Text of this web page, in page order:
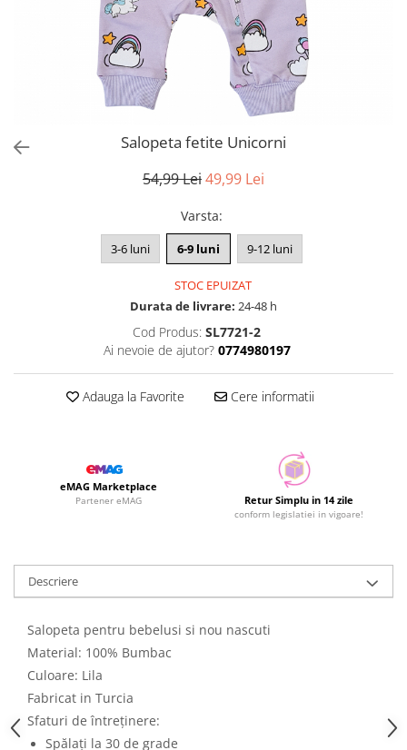
Salopeta fetite Unicorni
54,99 Lei49,99 Lei
Varsta:
3-6 luni 6-9 luni 9-12 luni
STOC EPUIZAT
Durata de livrare: 24-48 h
Cod Produs: SL7721-2
Ai nevoie de ajutor? 0774980197
Adauga la Favorite Cere informatii
eMAG Marketplace
Partener eMAG Retur Simplu in 14 zile
conform legislatiei in vigoare!
Descriere
Salopeta pentru bebelusi si nou nascuti
Material: 100% Bumbac
Culoare: Lila
Fabricat in Turcia
Sfaturi de întreținere:
Spălați la 30 de grade